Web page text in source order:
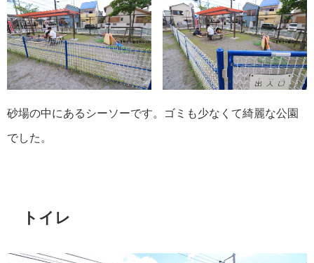
砂場の中にあるシーソーです。ゴミも少なくて綺麗な公園
でした。
トイレ